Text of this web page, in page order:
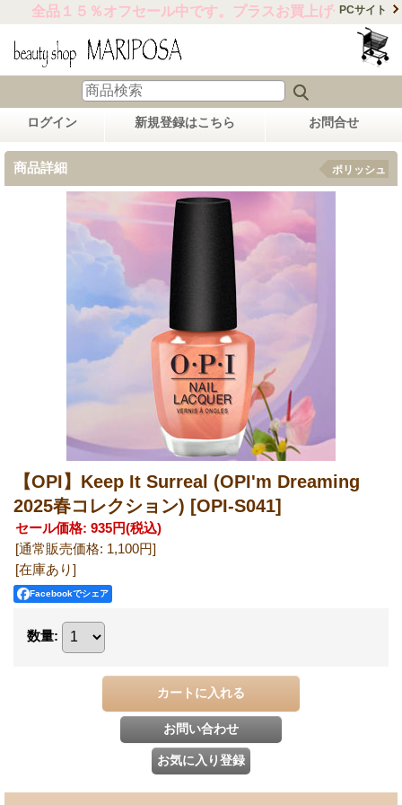
全品１５％オフセール中です。プラスお買上げ合計金額
PCサイト
ログイン 新規登録はこちら お問合せ
商品詳細 ポリッシュ
【OPI】Keep It Surreal (OPI'm Dreaming
2025春コレクション) [OPI-S041]
セール価格: 935円(税込)
[通常販売価格: 1,100円]
[在庫あり]
Facebookでシェア
数量: